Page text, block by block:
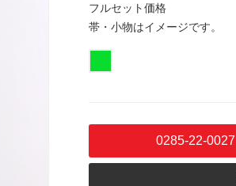
フルセット価格
帯・小物はイメージです。
0285-22-0027